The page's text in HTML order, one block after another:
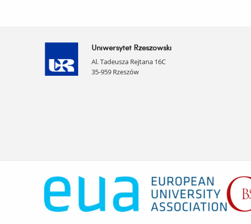
Uniwersytet Rzeszowski
Al. Tadeusza Rejtana 16C
35-959 Rzeszów